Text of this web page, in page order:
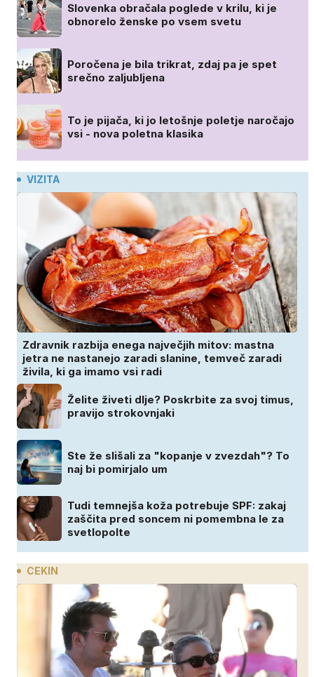
Slovenka obračala poglede v krilu, ki je
obnorelo ženske po vsem svetu
Poročena je bila trikrat, zdaj pa je spet
srečno zaljubljena
To je pijača, ki jo letošnje poletje naročajo
vsi - nova poletna klasika
VIZITA
Zdravnik razbija enega največjih mitov: mastna
jetra ne nastanejo zaradi slanine, temveč zaradi
živila, ki ga imamo vsi radi
Želite živeti dlje? Poskrbite za svoj timus,
pravijo strokovnjaki
Ste že slišali za "kopanje v zvezdah"? To
naj bi pomirjalo um
Tudi temnejša koža potrebuje SPF: zakaj
zaščita pred soncem ni pomembna le za
svetlopolte
CEKIN